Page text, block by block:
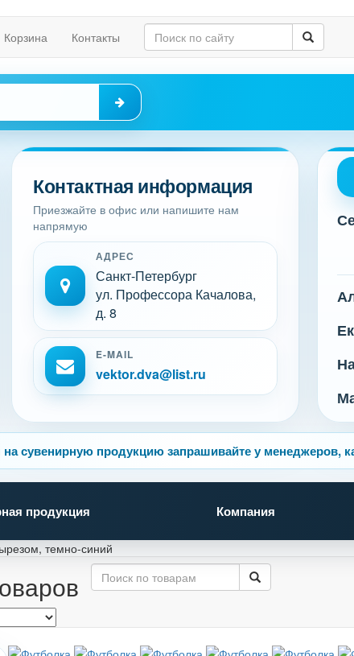
Корзина Контакты
Контактная информация
Приезжайте в офис или напишите нам
напрямую
АДРЕС
Санкт-Петербург
ул. Профессора Качалова,
д. 8
E-MAIL
vektor.dva@list.ru
сувенирную продукцию запрашивайте у менеджеров,
продукция Компания
темно-синий